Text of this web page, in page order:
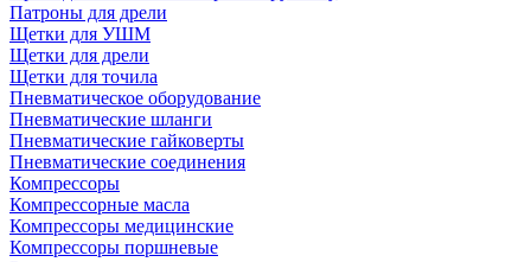
Патроны для дрели
Щетки для УШМ
Щетки для дрели
Щетки для точила
Пневматическое оборудование
Пневматические шланги
Пневматические гайковерты
Пневматические соединения
Компрессоры
Компрессорные масла
Компрессоры медицинские
Компрессоры поршневые